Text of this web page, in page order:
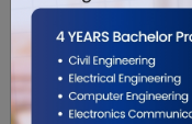
यसैविच
हाटखोलास्थित
नाटकघरमा विकाश
मिराज’ मञ्चन